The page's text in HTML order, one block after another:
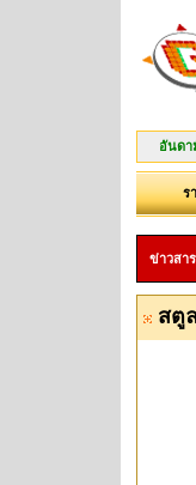
อันดา
ร
ข่าวสา
สตู